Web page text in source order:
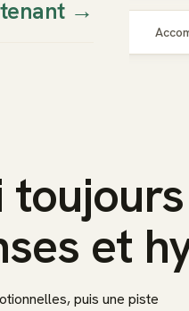
→
et
puis une piste